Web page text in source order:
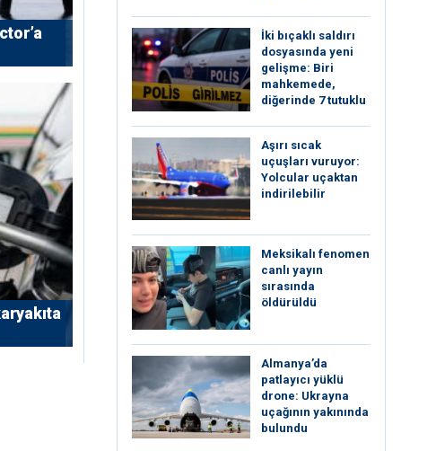
İki bıçaklı saldırı
dosyasında yeni
gelişme: Biri
mahkemede,
diğerinde 7 tutuklu
Aşırı sıcak
uçuşları vuruyor:
Yolcular uçaktan
indirilebilir
Meksikalı fenomen
canlı yayın
sırasında
öldürüldü
Almanya’da
patlayıcı yüklü
drone: Ukrayna
uçağının yakınında
bulundu